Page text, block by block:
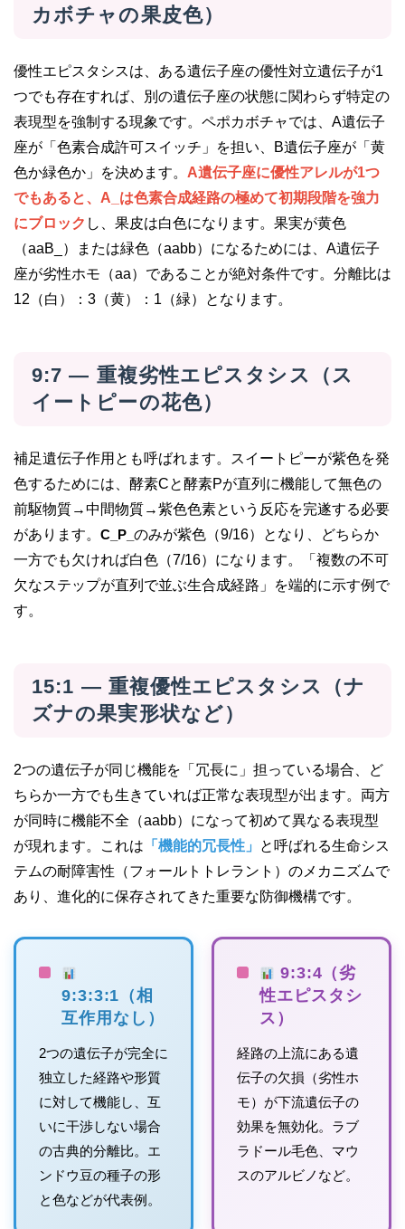
カボチャの果皮色）
優性エピスタシスは、ある遺伝子座の優性対立遺伝子が1
つでも存在すれば、別の遺伝子座の状態に関わらず特定の
表現型を強制する現象です。ペポカボチャでは、A遺伝子
座が「色素合成許可スイッチ」を担い、B遺伝子座が「黄
色か緑色か」を決めます。 A遺伝子座に優性アレルが1つ
でもあると、A_は色素合成経路の極めて初期段階を強力
にブロック し、果皮は白色になります。果実が黄色
（aaB_）または緑色（aabb）になるためには、A遺伝子
座が劣性ホモ（aa）であることが絶対条件です。分離比は
12（白）：3（黄）：1（緑）となります。
9:7 — 重複劣性エピスタシス（ス
イートピーの花色）
補足遺伝子作用とも呼ばれます。スイートピーが紫色を発
色するためには、酵素Cと酵素Pが直列に機能して無色の
前駆物質→中間物質→紫色色素という反応を完遂する必要
があります。 C_P_ のみが紫色（9/16）となり、どちらか
一方でも欠ければ白色（7/16）になります。「複数の不可
欠なステップが直列で並ぶ生合成経路」を端的に示す例で
す。
15:1 — 重複優性エピスタシス（ナ
ズナの果実形状など）
2つの遺伝子が同じ機能を「冗長に」担っている場合、ど
ちらか一方でも生きていれば正常な表現型が出ます。両方
が同時に機能不全（aabb）になって初めて異なる表現型
が現れます。これは 「機能的冗長性」
と呼ばれる生命シス
テムの耐障害性（フォールトトレラント）のメカニズムで
あり、進化的に保存されてきた重要な防御機構です。
9:3:3:1（相
互作用なし）
2つの遺伝子が完全に
独立した経路や形質
に対して機能し、互
いに干渉しない場合
の古典的分離比。エ
ンドウ豆の種子の形
と色などが代表例。
9:3:4（劣
性エピスタシ
ス）
経路の上流にある遺
伝子の欠損（劣性ホ
モ）が下流遺伝子の
効果を無効化。ラブ
ラドール毛色、マウ
スのアルビノなど。